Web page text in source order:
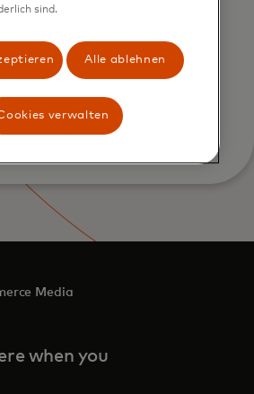
this form, I also
Terms of Use.
Media
when you
sind.
Alle ablehnen
verwalten